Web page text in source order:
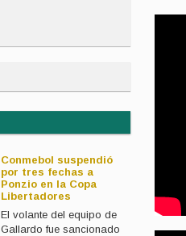
Conmebol suspendió
por tres fechas a
Ponzio en la Copa
Libertadores
El volante del equipo de
Gallardo fue sancionado
para
mejor de